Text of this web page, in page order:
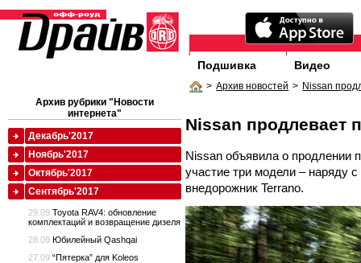
Подшивка Видео
> Архив новостей > Nissan
Nissan продлевает
Nissan объявила о продлении
участие три модели – наряду
внедорожник Terrano.
Архив рубрики "Новости
интернета"
Декабрь'2017
Ноябрь'2017
Октябрь'2017
Сентябрь'2017
29.09 Toyota RAV4: обновление
комплектаций и возвращение дизеля
28.09 Юбилейный Qashqai
27.09 “Пятерка” для Koleos